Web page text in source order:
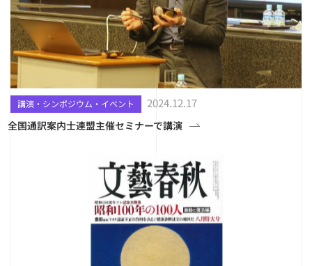
講演・シンポジウム・イベント 2024.12.17
全国通訳案内士連盟主催セミナーで講演